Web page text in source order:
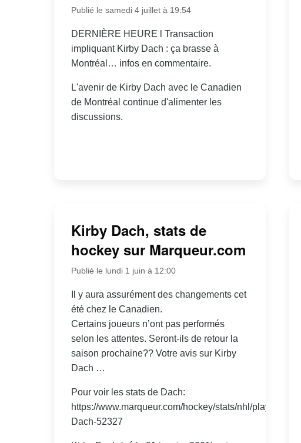
Publié le samedi 4 juillet à 19:54
DERNIÈRE HEURE l Transaction
impliquant Kirby Dach : ça brasse à
Montréal… infos en commentaire.
L'avenir de Kirby Dach avec le Canadien
de Montréal continue d'alimenter les
discussions.
Kirby Dach, stats de
hockey sur Marqueur.com
Publié le lundi 1 juin à 12:00
Il y aura assurément des changements cet
été chez le Canadien.
Certains joueurs n’ont pas performés
selon les attentes. Seront-ils de retour la
saison prochaine?? Votre avis sur Kirby
Dach …
Pour voir les stats de Dach:
https://www.marqueur.com/hockey/stats/nhl/player/Kirby-
Dach-52327